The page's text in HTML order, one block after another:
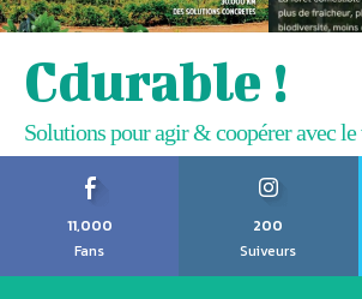
Cdurable !
Solutions pour agir & coopérer avec
11,000
Fans
200
Suiveurs